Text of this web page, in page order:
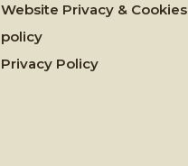
Website Privacy & Cookies
policy
Privacy Policy